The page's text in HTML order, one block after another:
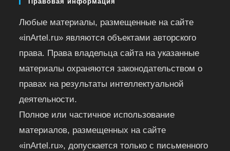
Любые материалы, размещенные на сайте
«inArtel.ru» являются объектами авторского
права. Права владельца сайта на указанные
материалы охраняются законодательством о
правах на результаты интеллектуальной
деятельности.
Полное или частичное использование
материалов, размещенных на сайте
«inArtel.ru», допускается только с письменного